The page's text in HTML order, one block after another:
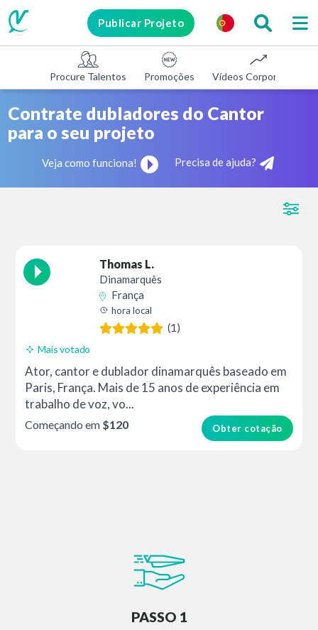
Publicar Projeto
Procure Talentos Promoções Vídeos Corporativos
Contrate dubladores do Cantor
para o seu projeto
Veja como funciona! Precisa de ajuda?
Thomas L.
Dinamarquês
França
hora local
(1)
Mais votado
Ator, cantor e dublador dinamarquês baseado em
Paris, França. Mais de 15 anos de experiência em
trabalho de voz, vo...
Obter cotação
Começando em $120
PASSO 1